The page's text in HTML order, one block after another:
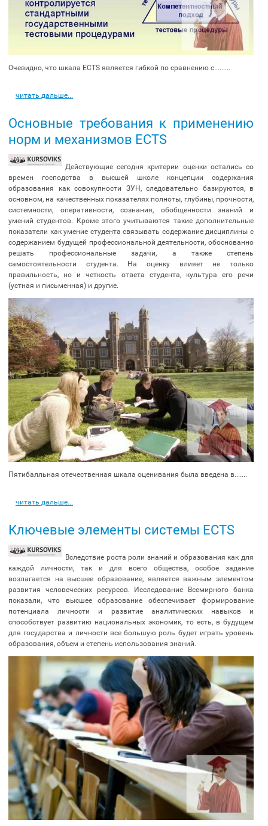
Очевидно, что шкала ECTS является гибкой по сравнению с.........
читать дальше...
Основные требования к применению
норм и механизмов ЕСТS
Действующие сегодня критерии оценки остались со
времен господства в высшей школе концепции содержания
образования как совокупности ЗУН, следовательно базируются, в
основном, на качественных показателях полноты, глубины, прочности,
системности, оперативности, сознания, обобщенности знаний и
умений студентов. Кроме этого учитываются такие дополнительные
показатели как умение студента связывать содержание дисциплины с
содержанием будущей профессиональной деятельности, обоснованно
решать профессиональные задачи, а также степень
самостоятельности студента. На оценку влияет не только
правильность, но и четкость ответа студента, культура его речи
(устная и письменная) и другие.
Пятибалльная отечественная шкала оценивания была введена в.......
читать дальше...
Ключевые элементы системы ЕСТS
Вследствие роста роли знаний и образования как для
каждой личности, так и для всего общества, особое задание
возлагается на высшее образование, является важным элементом
развития человеческих ресурсов. Исследование Всемирного банка
показали, что высшее образование обеспечивает формирование
потенциала личности и развитие аналитических навыков и
способствует развитию национальных экономик, то есть, в будущем
для государства и личности все большую роль будет играть уровень
образования, объем и степень использования знаний.